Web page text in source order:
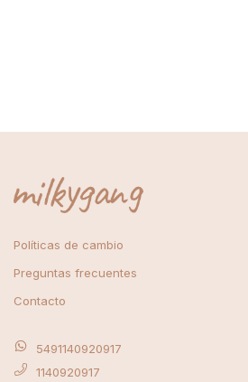
Políticas de cambio
Preguntas frecuentes
Contacto
5491140920917
1140920917